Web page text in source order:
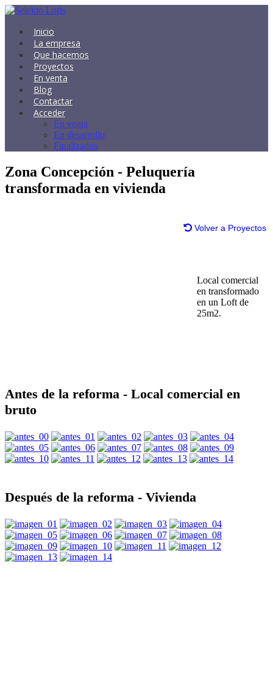
Inicio
La empresa
Que hacemos
Proyectos
En venta
Blog
Contactar
Acceder
En venta
En desarrollo
Finalizados
Zona Concepción - Peluquería
transformada en vivienda
Volver a Proyectos
Local comercial
en transformado
en un Loft de
25m2.
Antes de la reforma - Local comercial en
bruto
Después de la reforma - Vivienda